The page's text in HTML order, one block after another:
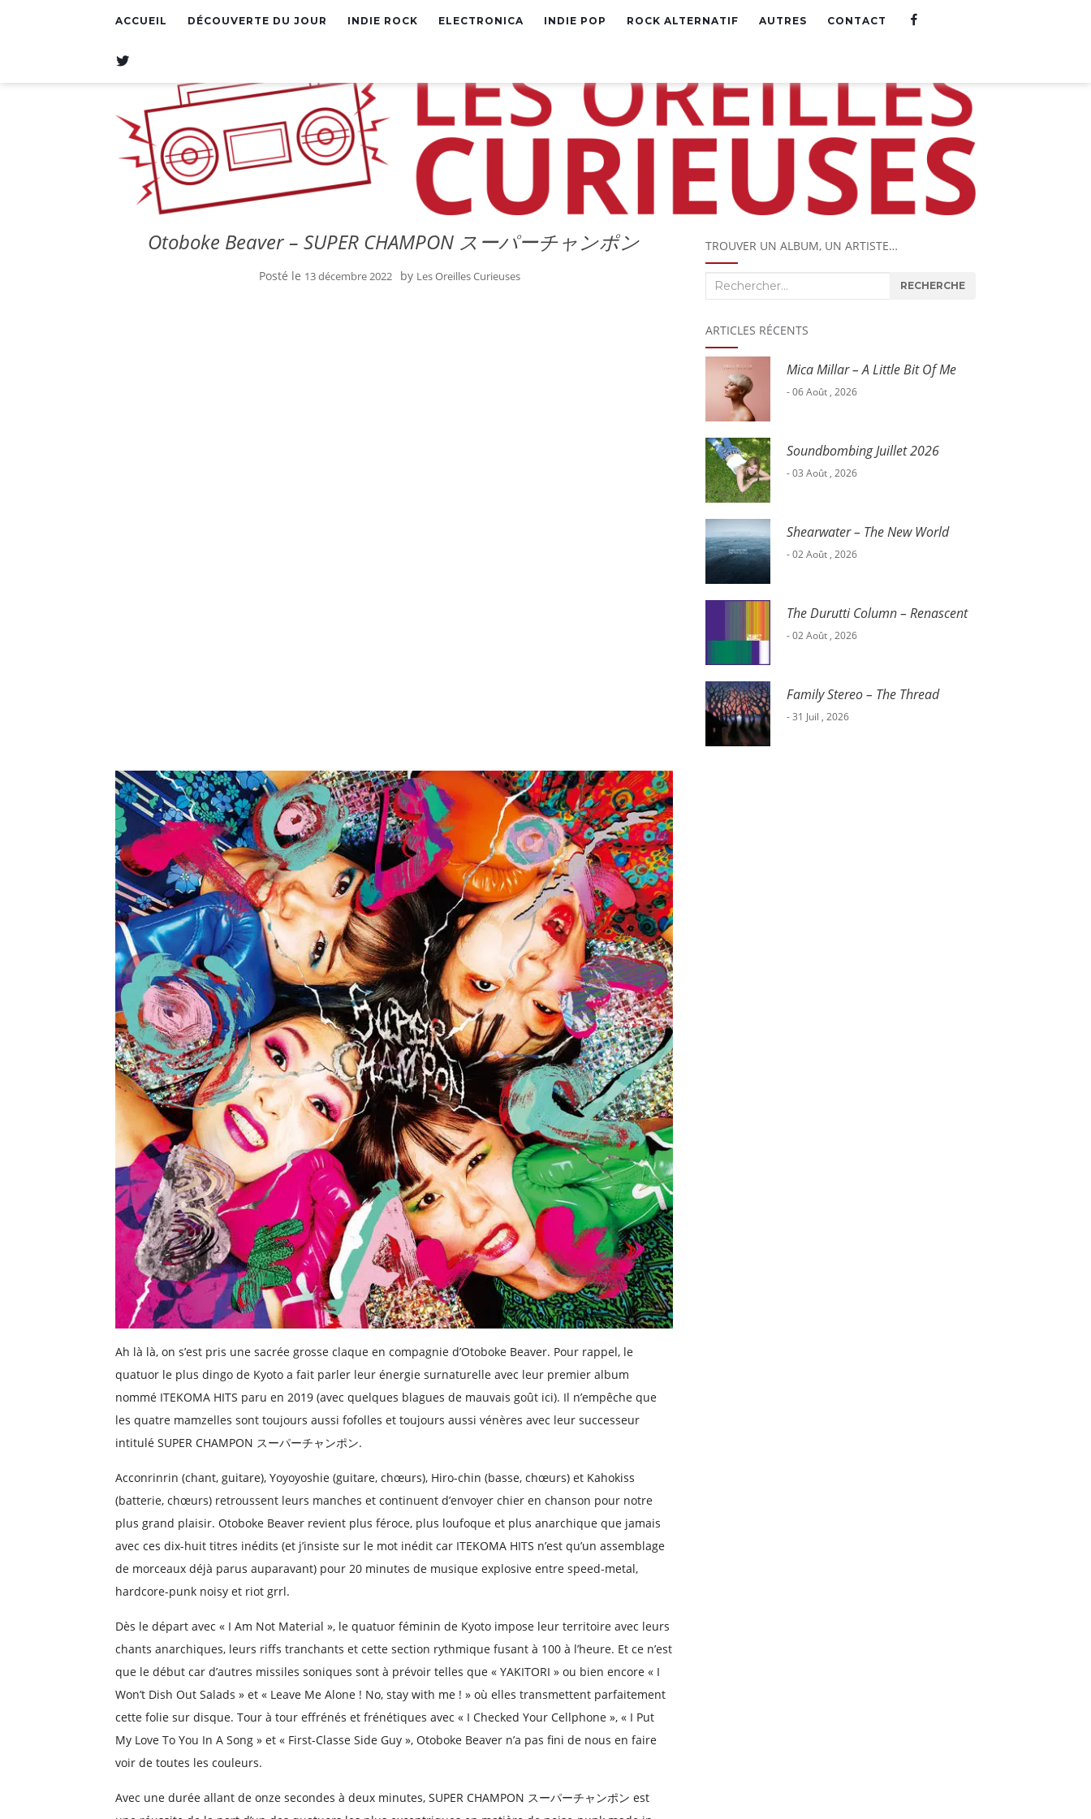
ACCUEIL DÉCOUVERTE DU JOUR INDIE ROCK ELECTRONICA INDIE POP ROCK ALTERNATIF AUTRES CONTACT
B
O
O
K
W
T
T
Otoboke Beaver – SUPER CHAMPON ス​ー​パ​ー​チ​ャ​ン​ポ​ン
Posté le 13 décembre 2022 by Les Oreilles Curieuses
Ah là là, on s’est pris une sacrée grosse claque en compagnie d’Otoboke Beaver. Pour rappel, le
quatuor le plus dingo de Kyoto a fait parler leur énergie surnaturelle avec leur premier album
nommé ITEKOMA HITS paru en 2019 (avec quelques blagues de mauvais goût ici). Il n’empêche que
les quatre mamzelles sont toujours aussi fofolles et toujours aussi vénères avec leur successeur
intitulé SUPER CHAMPON ス​ー​パ​ー​チ​ャ​ン​ポ​ン.
Acconrinrin (chant, guitare), Yoyoyoshie (guitare, chœurs), Hiro-chin (basse, chœurs) et Kahokiss
(batterie, chœurs) retroussent leurs manches et continuent d’envoyer chier en chanson pour notre
plus grand plaisir. Otoboke Beaver revient plus féroce, plus loufoque et plus anarchique que jamais
avec ces dix-huit titres inédits (et j’insiste sur le mot inédit car ITEKOMA HITS n’est qu’un assemblage
de morceaux déjà parus auparavant) pour 20 minutes de musique explosive entre speed-metal,
hardcore-punk noisy et riot grrl.
Dès le départ avec « I Am Not Material », le quatuor féminin de Kyoto impose leur territoire avec leurs
chants anarchiques, leurs riffs tranchants et cette section rythmique fusant à 100 à l’heure. Et ce n’est
que le début car d’autres missiles soniques sont à prévoir telles que « YAKITORI » ou bien encore « I
Won’t Dish Out Salads » et « Leave Me Alone ! No, stay with me ! » où elles transmettent parfaitement
cette folie sur disque. Tour à tour effrénés et frénétiques avec « I Checked Your Cellphone », « I Put
My Love To You In A Song » et « First-Classe Side Guy », Otoboke Beaver n’a pas fini de nous en faire
voir de toutes les couleurs.
Avec une durée allant de onze secondes à deux minutes, SUPER CHAMPON ス​ー​パ​ー​チ​ャ​ン​ポ​ン est
TROUVER UN ALBUM, UN ARTISTE…
Recherche
RECHERCHE
ARTICLES RÉCENTS
Mica Millar – A Little Bit Of Me
- 06 Août , 2026
Soundbombing Juillet 2026
- 03 Août , 2026
Shearwater – The New World
- 02 Août , 2026
The Durutti Column – Renascent
- 02 Août , 2026
Family Stereo – The Thread
- 31 Juil , 2026